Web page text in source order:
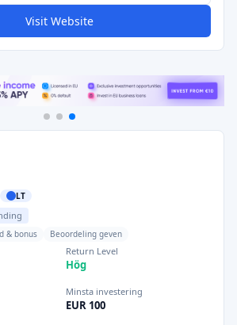
Visit Website
LT
& bonus Beoordeling geven
Return Level
Hög
Minsta investering
EUR 100